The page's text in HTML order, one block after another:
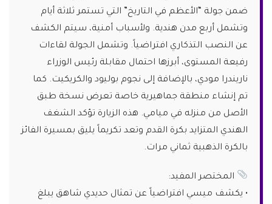
ضمن جولة “الأعظم في التاريخ” التي تستمر ثلاثة أيام
وتشمل أربع مدن هندية. ولأسباب أمنية، سيتم الكشف
عن النصب التذكاري افتراضياً. وتشمل الجولة لقاءات
رفيعة المستوى، أبرزها احتمال مقابلة رئيس الوزراء
ناريندرا مودي، بالإضافة إلى نجوم بوليود والكريكيت. كما
تم إنشاء منطقة جماهيرية خاصة تعرض نسخة طبق
الأصل من منزله في ميامي. هذه الزيارة تؤكد الشغف
الهندي المتزايد بكرة القدم وتعد تكريماً يليق بمسيرة الفائز
بالكرة الذهبية ثماني مرات.
المختصر المفيد:
• يكشف ميسي افتراضياً عن تمثال حديدي شاهق يبلغ